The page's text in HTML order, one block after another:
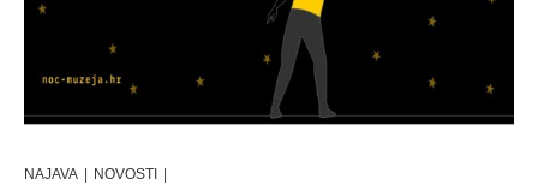
NAJAVA | NOVOSTI |